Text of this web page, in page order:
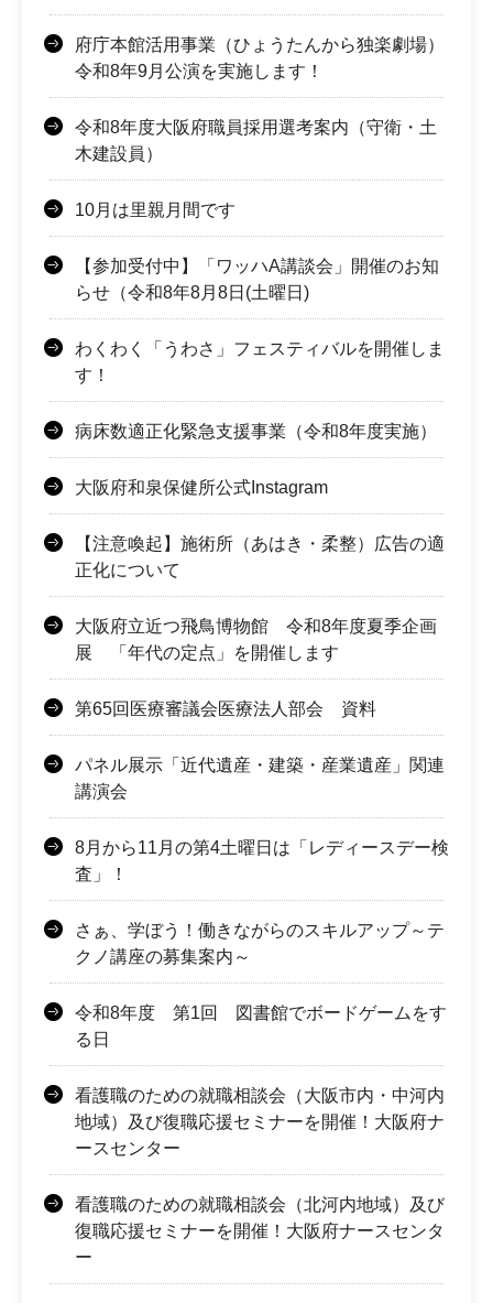
府庁本館活用事業（ひょうたんから独楽劇場）
令和8年9月公演を実施します！
令和8年度大阪府職員採用選考案内（守衛・土
木建設員）
10月は里親月間です
【参加受付中】「ワッハA講談会」開催のお知
らせ（令和8年8月8日(土曜日)
わくわく「うわさ」フェスティバルを開催しま
す！
病床数適正化緊急支援事業（令和8年度実施）
大阪府和泉保健所公式Instagram
【注意喚起】施術所（あはき・柔整）広告の適
正化について
大阪府立近つ飛鳥博物館 令和8年度夏季企画
展 「年代の定点」を開催します
第65回医療審議会医療法人部会 資料
パネル展示「近代遺産・建築・産業遺産」関連
講演会
8月から11月の第4土曜日は「レディースデー検
査」！
さぁ、学ぼう！働きながらのスキルアップ～テ
クノ講座の募集案内～
令和8年度 第1回 図書館でボードゲームをす
る日
看護職のための就職相談会（大阪市内・中河内
地域）及び復職応援セミナーを開催！大阪府ナ
ースセンター
看護職のための就職相談会（北河内地域）及び
復職応援セミナーを開催！大阪府ナースセンタ
ー